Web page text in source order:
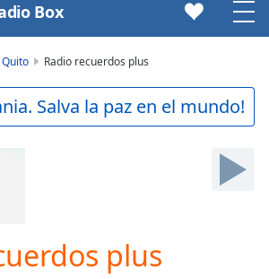
Box
Quito Radio recuerdos plus
Salva la paz en el mundo!
plus